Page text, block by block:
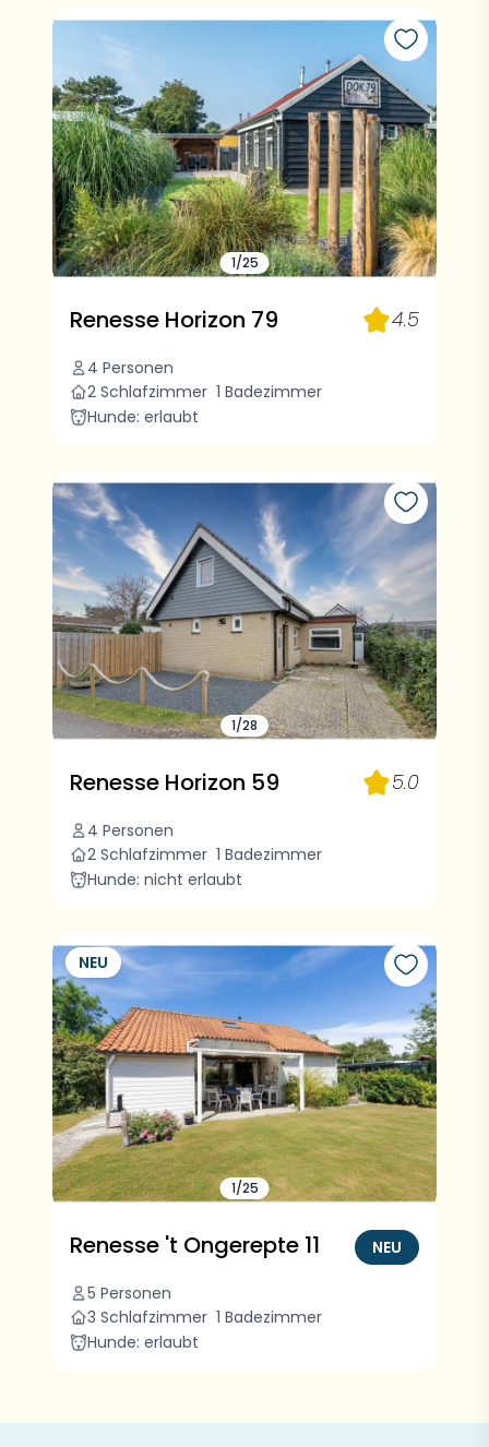
1/25
Renesse Horizon 79
4 Personen
2 Schlafzimmer 1 Badezimmer
Hunde: erlaubt
4.5
1/28
Renesse Horizon 59
4 Personen
2 Schlafzimmer 1 Badezimmer
Hunde: nicht erlaubt
5.0
NEU
1/25
Renesse 't Ongerepte 11
5 Personen
3 Schlafzimmer 1 Badezimmer
Hunde: erlaubt
NEU